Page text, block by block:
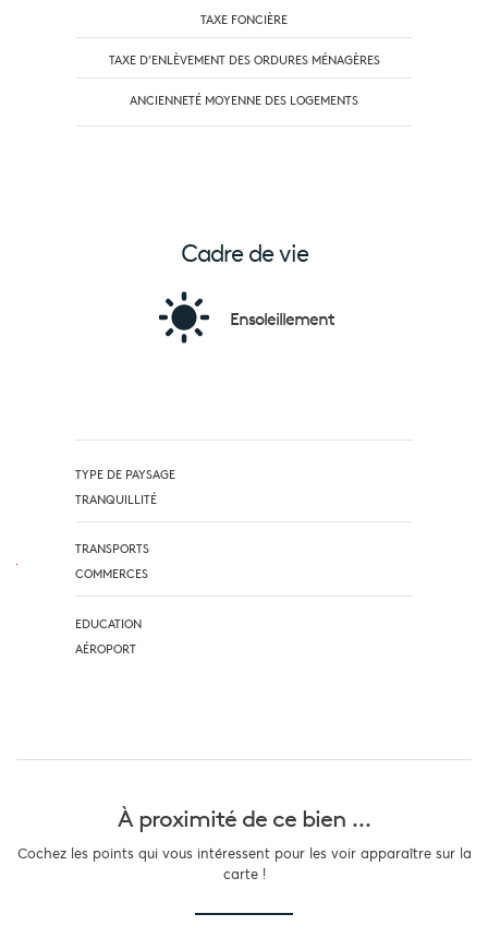
TAXE FONCIÈRE
TAXE D’ENLÈVEMENT DES ORDURES MÉNAGÈRES
ANCIENNETÉ MOYENNE DES LOGEMENTS
Cadre de vie
Ensoleillement
TYPE DE PAYSAGE
TRANQUILLITÉ
TRANSPORTS
COMMERCES
EDUCATION
AÉROPORT
À proximité de ce bien ...
Cochez les points qui vous intéressent pour les voir apparaître sur la
carte !